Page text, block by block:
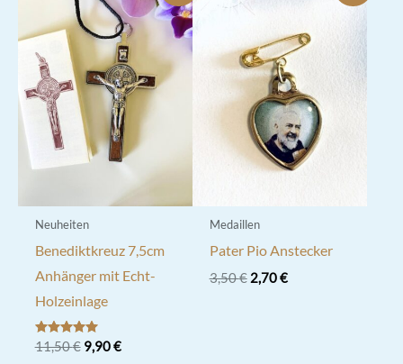
Neuheiten
Benediktkreuz 7,5cm
Anhänger mit Echt-
Holzeinlage
Bewertet mit
5.00
11,50€ Ursprünglicher
9,90€Aktueller
Medaillen
Pater Pio Anstecker
3,50€ Ursprünglicher
2,70€Aktueller